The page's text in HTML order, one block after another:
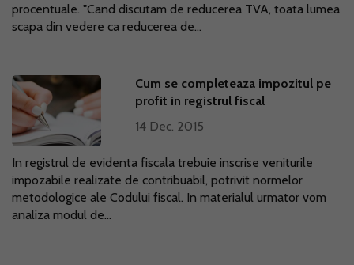
procentuale. "Cand discutam de reducerea TVA, toata lumea
scapa din vedere ca reducerea de...
Cum se completeaza impozitul pe
profit in registrul fiscal
14 Dec. 2015
In registrul de evidenta fiscala trebuie inscrise veniturile
impozabile realizate de contribuabil, potrivit normelor
metodologice ale Codului fiscal. In materialul urmator vom
analiza modul de...